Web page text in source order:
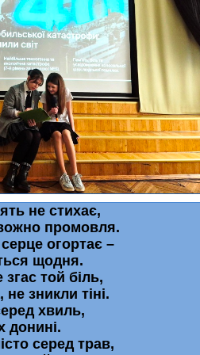
не стихає,
промовля.
огортає –
щодня.
згас той біль,
зникли тіні.
хвиль,
донині.
серед трав,